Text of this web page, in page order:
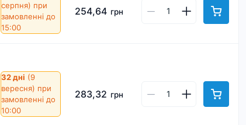
серпня) при
замовленні до
15:00
254,64 грн
32 дні (9
вересня) при
замовленні до
10:00
283,32 грн